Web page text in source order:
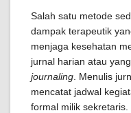
Salah satu metode
dampak terapeutik
menjaga kesehatan
jurnal harian atau
journaling . Menulis
mencatat jadwal
formal milik sekretaris.